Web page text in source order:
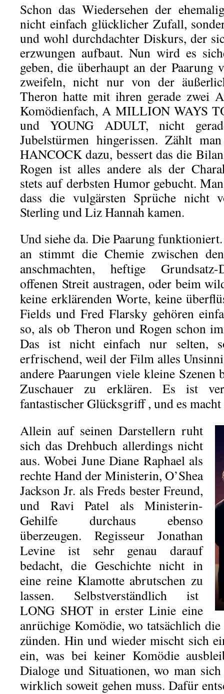
Schon das Wiedersehen der
nicht einfach glücklicher Zufall,
und wohl durchdachter Diskurs, der
erzwungen aufbaut. Nun wird es
geben, die überhaupt an der Paarung
zweifeln, nicht nur von der
Theron hatte mit ihren gerade zwei
Komödienfach, A MILLION WAYS
und YOUNG ADULT, nicht
Jubelstürmen hingerissen. Zählt
HANCOCK dazu, bessert das die
Rogen ist alles andere als der
stets auf derbsten Humor gebucht.
dass die vulgärsten Sprüche nicht
Sterling und Liz Hannah kamen.
Und siehe da. Die Paarung
an stimmt die Chemie zwischen
anschmachten, heftige
offenen Streit austragen, oder beim
keine erklärenden Worte, keine
Fields und Fred Flarsky gehören
so, als ob Theron und Rogen schon
Das ist nicht einfach nur selten,
erfrischend, weil der Film alles
andere Paarungen viele kleine Szenen
Zuschauer zu erklären. Es ist
fantastischer Glücksgriff , und es
Allein auf seinen Darstellern ruht
sich das Drehbuch allerdings nicht
aus. Wobei June Diane Raphael als
rechte Hand der Ministerin, O’Shea
Jackson Jr. als Freds bester Freund,
und Ravi Patel als Ministerin-
Gehilfe durchaus ebenso
überzeugen. Regisseur Jonathan
Levine ist sehr genau darauf
bedacht, die Geschichte nicht in
eine reine Klamotte abrutschen zu
lassen. Selbstverständlich ist
LONG SHOT in erster Linie eine
anrüchige Komödie, wo tatsächlich
zünden. Hin und wieder mischt sich
ein, was bei keiner Komödie
Dialoge und Situationen, wo man
wirklich soweit gehen muss. Dafür